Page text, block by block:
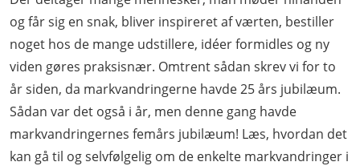
og får sig en snak, bliver inspireret af værten, bestiller
noget hos de mange udstillere, idéer formidles og ny
viden gøres praksisnær. Omtrent sådan skrev vi for to
år siden, da markvandringerne havde 25 års jubilæum.
Sådan var det også i år, men denne gang havde
markvandringernes femårs jubilæum! Læs, hvordan det
kan gå til og selvfølgelig om de enkelte markvandringer i